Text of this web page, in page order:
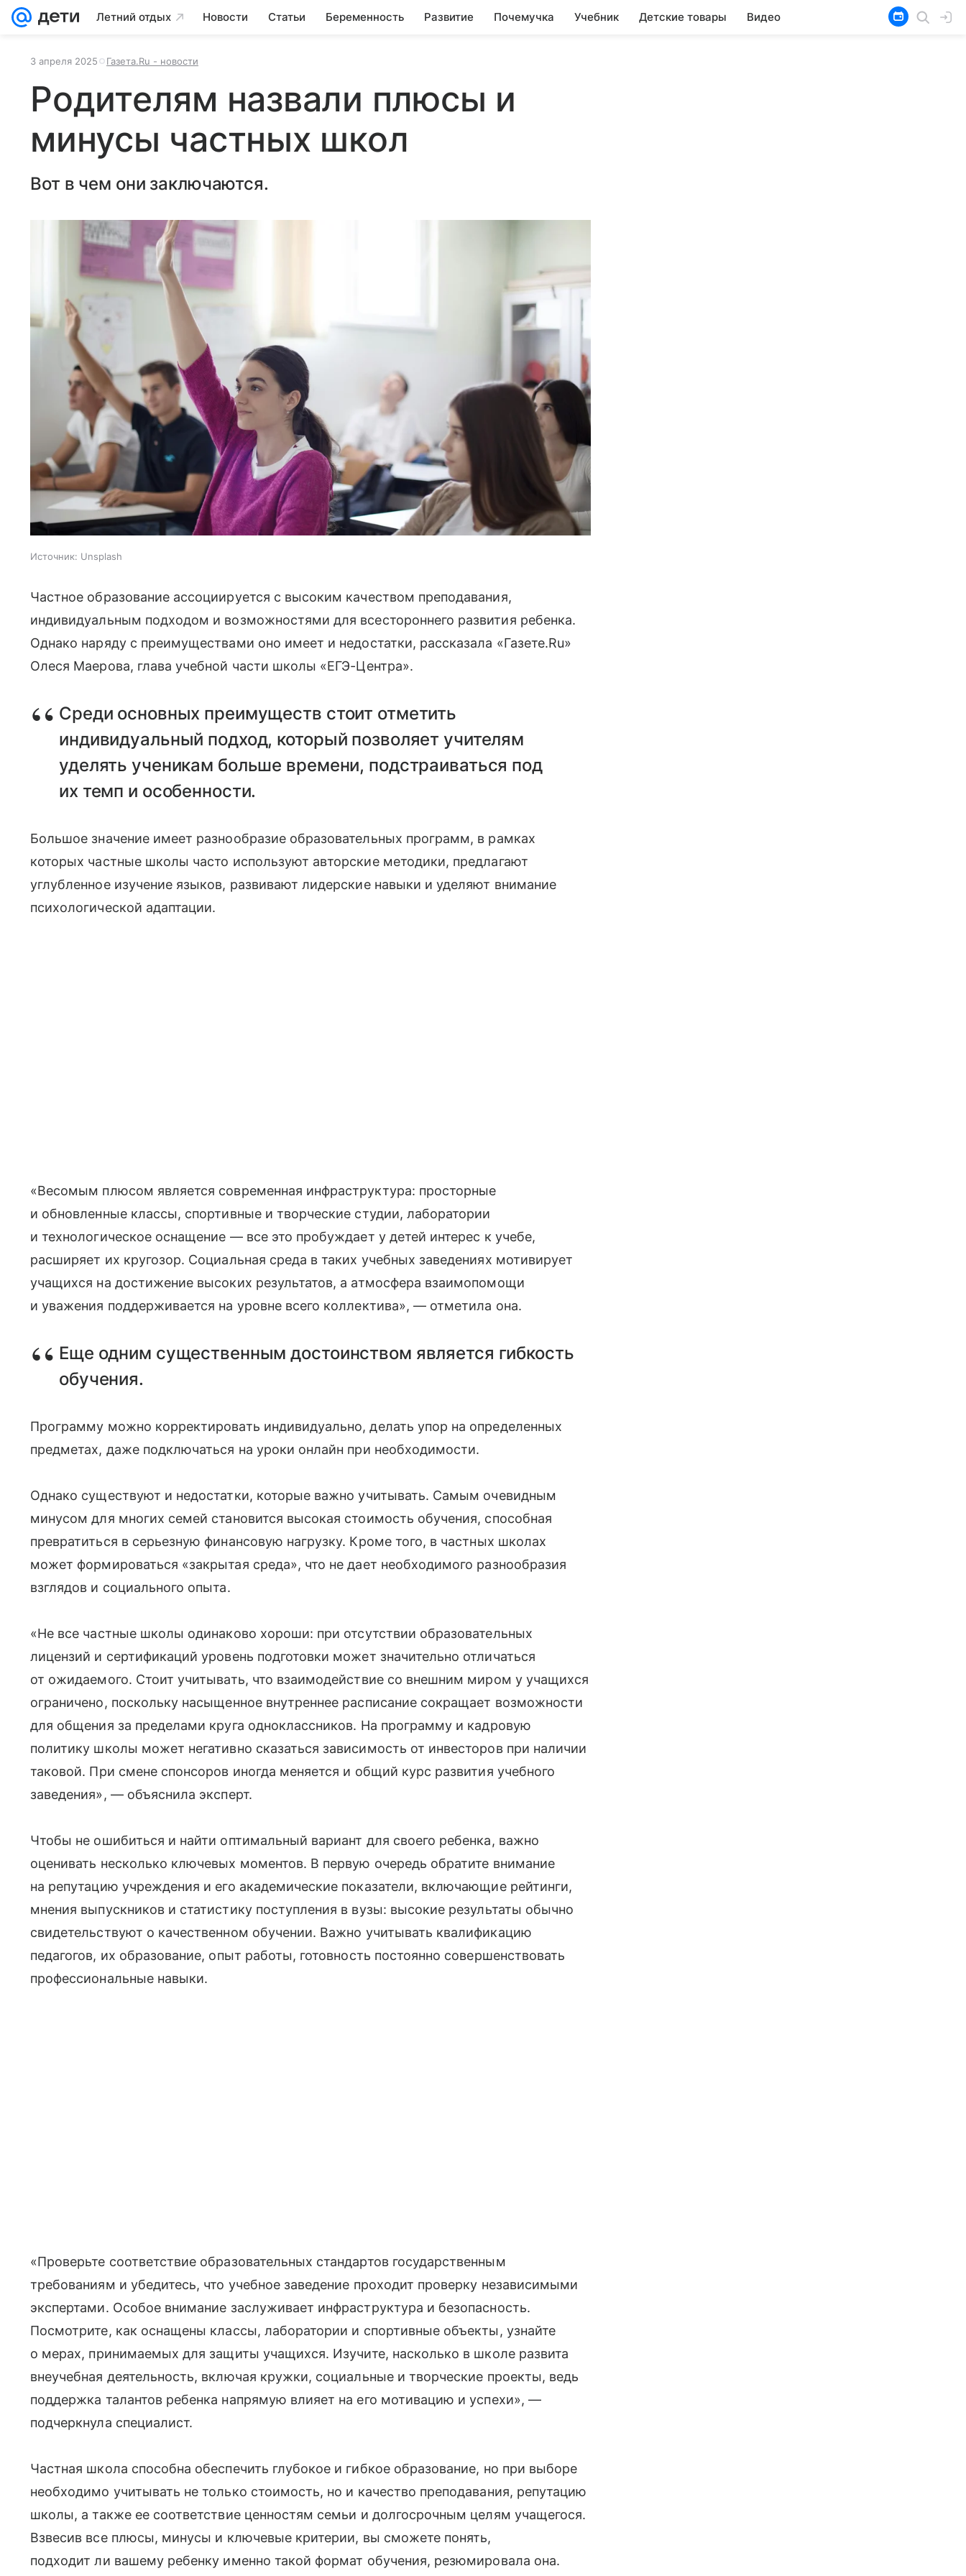
Летний отдых Новости Статьи Беременность Развитие Почемучка Учебник Детские товары Видео
3 апреля 2025 Газета.Ru - новости
Родителям назвали плюсы и
минусы частных школ
Вот в чем они заключаются.
Источник: Unsplash
Частное образование ассоциируется с высоким качеством преподавания,
индивидуальным подходом и возможностями для всестороннего развития ребенка.
Однако наряду с преимуществами оно имеет и недостатки, рассказала «Газете.Ru»
Олеся Маерова, глава учебной части школы «ЕГЭ-Центра».
Среди основных преимуществ стоит отметить
индивидуальный подход, который позволяет учителям
уделять ученикам больше времени, подстраиваться под
их темп и особенности.
Большое значение имеет разнообразие образовательных программ, в рамках
которых частные школы часто используют авторские методики, предлагают
углубленное изучение языков, развивают лидерские навыки и уделяют внимание
психологической адаптации.
«Весомым плюсом является современная инфраструктура: просторные
и обновленные классы, спортивные и творческие студии, лаборатории
и технологическое оснащение — все это пробуждает у детей интерес к учебе,
расширяет их кругозор. Социальная среда в таких учебных заведениях мотивирует
учащихся на достижение высоких результатов, а атмосфера взаимопомощи
и уважения поддерживается на уровне всего коллектива», — отметила она.
Еще одним существенным достоинством является гибкость
обучения.
Программу можно корректировать индивидуально, делать упор на определенных
предметах, даже подключаться на уроки онлайн при необходимости.
Однако существуют и недостатки, которые важно учитывать. Самым очевидным
минусом для многих семей становится высокая стоимость обучения, способная
превратиться в серьезную финансовую нагрузку. Кроме того, в частных школах
может формироваться «закрытая среда», что не дает необходимого разнообразия
взглядов и социального опыта.
«Не все частные школы одинаково хороши: при отсутствии образовательных
лицензий и сертификаций уровень подготовки может значительно отличаться
от ожидаемого. Стоит учитывать, что взаимодействие со внешним миром у учащихся
ограничено, поскольку насыщенное внутреннее расписание сокращает возможности
для общения за пределами круга одноклассников. На программу и кадровую
политику школы может негативно сказаться зависимость от инвесторов при наличии
таковой. При смене спонсоров иногда меняется и общий курс развития учебного
заведения», — объяснила эксперт.
Чтобы не ошибиться и найти оптимальный вариант для своего ребенка, важно
оценивать несколько ключевых моментов. В первую очередь обратите внимание
на репутацию учреждения и его академические показатели, включающие рейтинги,
мнения выпускников и статистику поступления в вузы: высокие результаты обычно
свидетельствуют о качественном обучении. Важно учитывать квалификацию
педагогов, их образование, опыт работы, готовность постоянно совершенствовать
профессиональные навыки.
«Проверьте соответствие образовательных стандартов государственным
требованиям и убедитесь, что учебное заведение проходит проверку независимыми
экспертами. Особое внимание заслуживает инфраструктура и безопасность.
Посмотрите, как оснащены классы, лаборатории и спортивные объекты, узнайте
о мерах, принимаемых для защиты учащихся. Изучите, насколько в школе развита
внеучебная деятельность, включая кружки, социальные и творческие проекты, ведь
поддержка талантов ребенка напрямую влияет на его мотивацию и успехи», —
подчеркнула специалист.
Частная школа способна обеспечить глубокое и гибкое образование, но при выборе
необходимо учитывать не только стоимость, но и качество преподавания, репутацию
школы, а также ее соответствие ценностям семьи и долгосрочным целям учащегося.
Взвесив все плюсы, минусы и ключевые критерии, вы сможете понять,
подходит ли вашему ребенку именно такой формат обучения, резюмировала она.